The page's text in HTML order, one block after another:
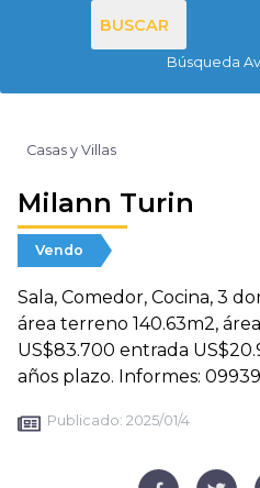
BUSCAR
Búsqueda
Casas y Villas
Milann Turin
Vendo
Sala, Comedor, Cocina, 3
área terreno 140.63m2,
US$83.700 entrada
años plazo. Informes:
Publicado: 2025/01/4